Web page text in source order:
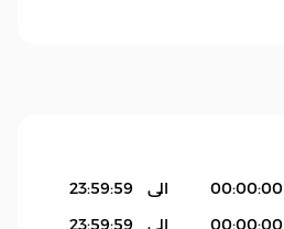
00:00:00 الى
23:59:59
00:00:00 الى
23:59:59